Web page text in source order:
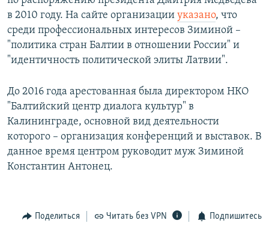
в 2010 году. На сайте организации указано, что
среди профессиональных интересов Зиминой –
"политика стран Балтии в отношении России" и
"идентичность политической элиты Латвии".
До 2016 года арестованная была директором НКО
"Балтийский центр диалога культур" в
Калининграде, основной вид деятельности
которого – организация конференций и выставок. В
данное время центром руководит муж Зиминой
Константин Антонец.
Поделиться Читать без VPN Подпишитесь